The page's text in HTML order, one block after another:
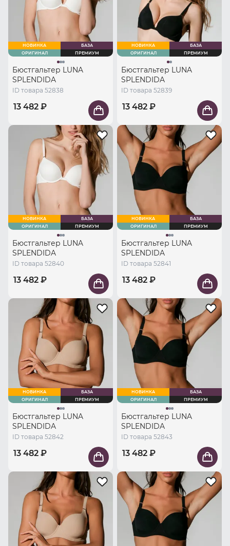
НОВИНКА
БАЗА
ОРИГИНАЛ
ПРЕМИУМ
Бюстгальтер LUNA
SPLENDIDA
ID товара 52838
13 482 ₽
НОВИНКА
БАЗА
ОРИГИНАЛ
ПРЕМИУМ
Бюстгальтер LUNA
SPLENDIDA
ID товара 52839
13 482 ₽
НОВИНКА
БАЗА
ОРИГИНАЛ
ПРЕМИУМ
Бюстгальтер LUNA
SPLENDIDA
ID товара 52840
13 482 ₽
НОВИНКА
БАЗА
ОРИГИНАЛ
ПРЕМИУМ
Бюстгальтер LUNA
SPLENDIDA
ID товара 52841
13 482 ₽
НОВИНКА
БАЗА
ОРИГИНАЛ
ПРЕМИУМ
Бюстгальтер LUNA
SPLENDIDA
ID товара 52842
13 482 ₽
НОВИНКА
БАЗА
ОРИГИНАЛ
ПРЕМИУМ
Бюстгальтер LUNA
SPLENDIDA
ID товара 52843
13 482 ₽